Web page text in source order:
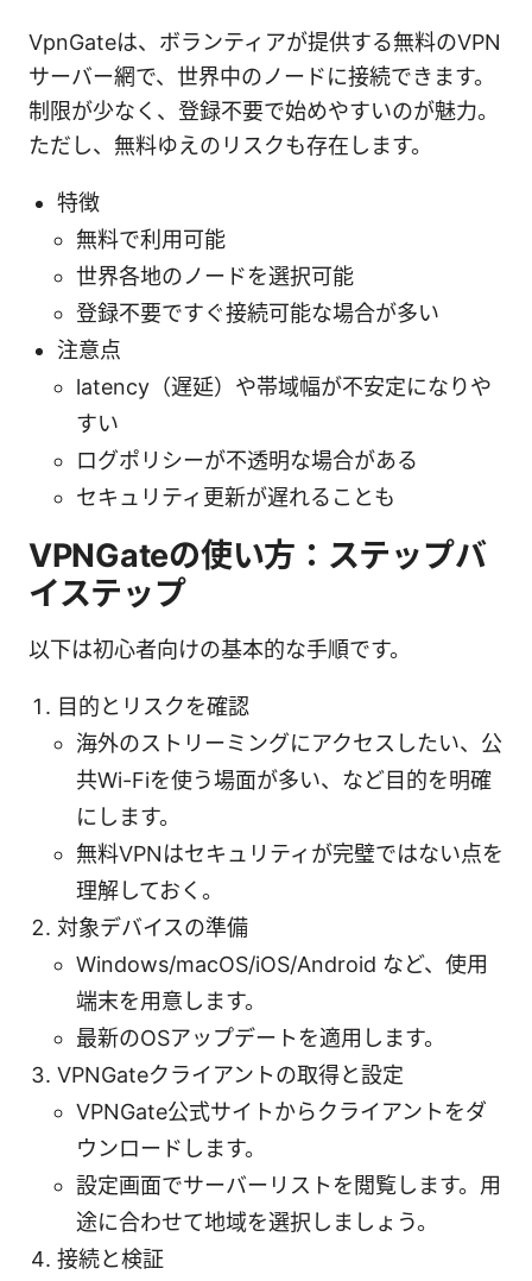
VpnGateは、ボランティアが提供する無料のVPN
サーバー網で、世界中のノードに接続できます。
制限が少なく、登録不要で始めやすいのが魅力。
ただし、無料ゆえのリスクも存在します。
特徴
無料で利用可能
世界各地のノードを選択可能
登録不要ですぐ接続可能な場合が多い
注意点
latency（遅延）や帯域幅が不安定になりや
すい
ログポリシーが不透明な場合がある
セキュリティ更新が遅れることも
VPNGateの使い方：ステップバ
イステップ
以下は初心者向けの基本的な手順です。
目的とリスクを確認
海外のストリーミングにアクセスしたい、公
共Wi-Fiを使う場面が多い、など目的を明確
にします。
無料VPNはセキュリティが完璧ではない点を
理解しておく。
対象デバイスの準備
Windows/macOS/iOS/Android など、使用
端末を用意します。
最新のOSアップデートを適用します。
VPNGateクライアントの取得と設定
VPNGate公式サイトからクライアントをダ
ウンロードします。
設定画面でサーバーリストを閲覧します。用
途に合わせて地域を選択しましょう。
接続と検証